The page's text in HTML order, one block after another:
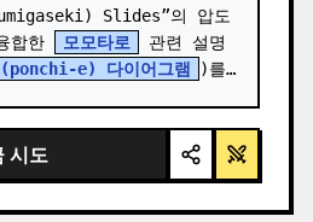
Slides”의 압도
합한
모모타로
관련 설명
(ponchi-e) 다이어그램
)를
시도